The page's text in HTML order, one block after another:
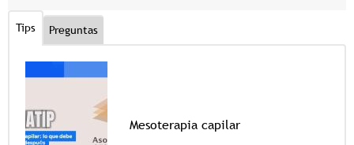
Tips Preguntas
Mesoterapia capilar